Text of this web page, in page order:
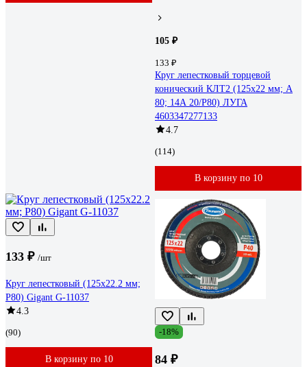
105 ₽
133 ₽
Круг лепестковый торцевой
конический КЛТ2 (125х22 мм; А
80; 14А 20/Р80) ЛУГА
4603347277133
4.7
(114)
В корзину по 10
133 ₽ /шт
Круг лепестковый (125x22.2 мм;
P80) Gigant G-11037
4.3
(90)
В корзину по 10
-18%
84 ₽